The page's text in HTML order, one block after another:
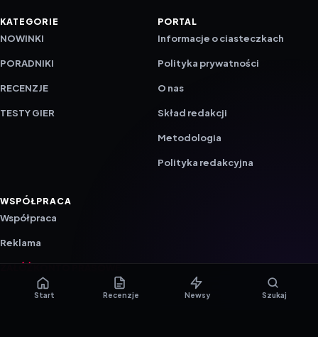
KATEGORIE
NOWINKI
PORADNIKI
RECENZJE
TESTY GIER
PORTAL
Informacje o ciasteczkach
Polityka prywatności
O nas
Skład redakcji
Metodologia
Polityka redakcyjna
WSPÓŁPRACA
Współpraca
Reklama
Start Recenzje Newsy Szukaj